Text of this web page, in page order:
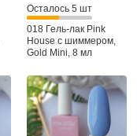
Осталось 5 шт
018 Гель-лак Pink
House с шиммером,
Gold Mini, 8 мл